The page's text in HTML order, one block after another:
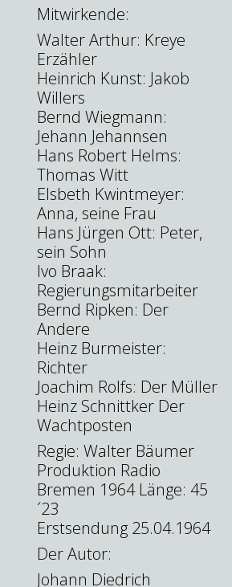
Mitwirkende:
Walter Arthur: Kreye
Erzähler
Heinrich Kunst: Jakob
Willers
Bernd Wiegmann:
Jehann Jehannsen
Hans Robert Helms:
Thomas Witt
Elsbeth Kwintmeyer:
Anna, seine Frau
Hans Jürgen Ott: Peter,
sein Sohn
Ivo Braak:
Regierungsmitarbeiter
Bernd Ripken: Der
Andere
Heinz Burmeister:
Richter
Joachim Rolfs: Der Müller
Heinz Schnittker Der
Wachtposten
Regie: Walter Bäumer
Produktion Radio
Bremen 1964 Länge: 45
´23
Erstsendung 25.04.1964
Der Autor:
Johann Diedrich